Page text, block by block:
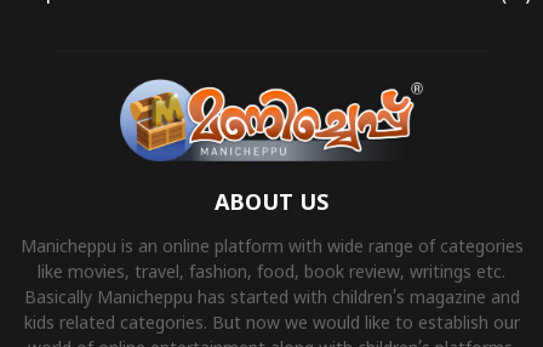
ABOUT US
Manicheppu is an online platform with wide range of categories
like movies, travel, fashion, food, book review, writings etc.
Basically Manicheppu has started with children’s magazine and
kids related categories. But now we would like to establish our